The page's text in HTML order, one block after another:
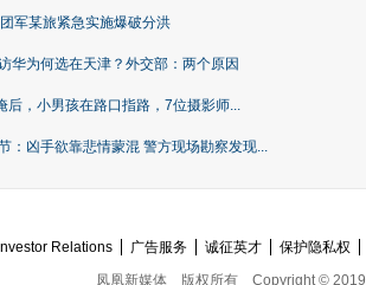
军某旅紧急实施爆破分洪
华为何选在天津？外交部：两个原因
后，小男孩在路口指路，7位摄影师...
：凶手欲靠悲情蒙混 警方现场勘察发现...
Relations 广告服务 诚征英才 保护隐私权
凤凰新媒体
版权所有 Copyright ©